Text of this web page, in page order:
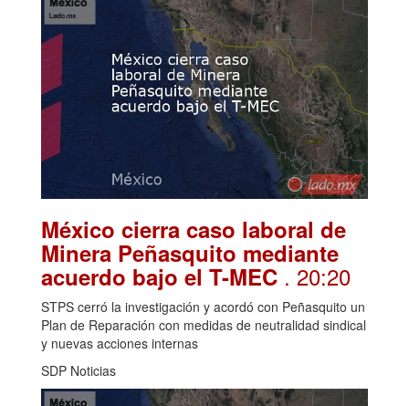
México cierra caso laboral de
Minera Peñasquito mediante
acuerdo bajo el T-MEC . 20:20
STPS cerró la investigación y acordó con Peñasquito un
Plan de Reparación con medidas de neutralidad sindical
y nuevas acciones internas
SDP Noticias